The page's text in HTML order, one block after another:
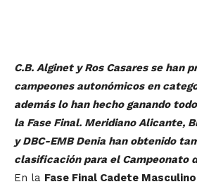
C.B. Alginet y Ros Casares se han
campeones autonómicos en
además lo han hecho ganando
la Fase Final. Meridiano Alicante,
y DBC-EMB Denia han obtenido
clasificación para el Campeonato
En la Fase Final Cadete